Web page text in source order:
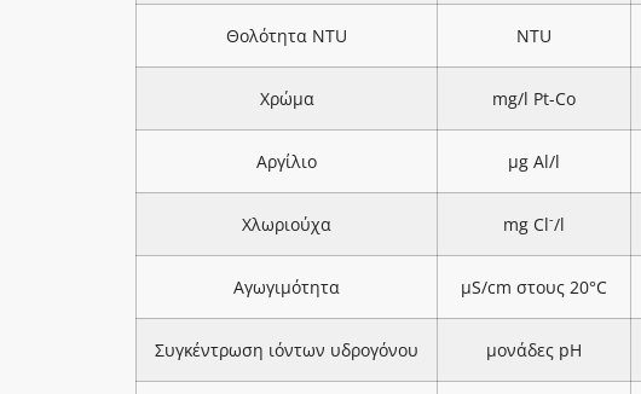
Θολότητα NTU NTU
Χρώμα mg/l Pt-Co
Αργίλιο μg Al/l
Χλωριούχα mg Cl-/l
Αγωγιμότητα μS/cm στους 20°C
Συγκέντρωση ιόντων υδρογόνου μονάδες pH